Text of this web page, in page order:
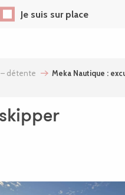
Je suis sur place
– détente Meka Nautique :